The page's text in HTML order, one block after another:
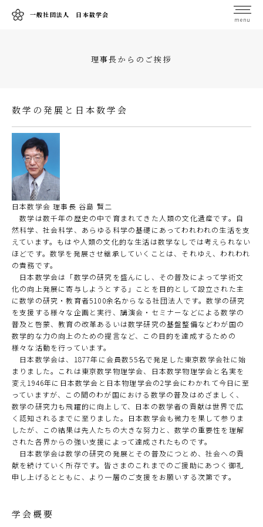
一般社団法人 日本数学会
menu
理事長からのご挨拶
数学の発展と日本数学会
日本数学会 理事長 谷島 賢二
数学は数千年の歴史の中で育まれてきた人類の文化遺産です。自
然科学、社会科学、あらゆる科学の基礎にあってわれわれの生活を支
えています。もはや人類の文化的な生活は数学なしでは考えられない
ほどです。数学を発展させ継承していくことは、それゆえ、われわれ
の責務です。
日本数学会は「数学の研究を盛んにし、その普及によって学術文
化の向上発展に寄与しようとする」ことを目的として設立された主
に数学の研究・教育者5100余名からなる社団法人です。数学の研究
を支援する様々な企画と実行、講演会・セミナーなどによる数学の
普及と啓蒙、教育の改革あるいは数学研究の基盤整備などわが国の
数学的な力の向上のための提言など、この目的を達成するための
様々な活動を行っています。
日本数学会は、1877年に会員数55名で発足した東京数学会社に始
まりました。これは東京数学物理学会、日本数学物理学会と名実を
変え1946年に日本数学会と日本物理学会の2学会にわかれて今日に至
っていますが、この間のわが国における数学の普及はめざましく、
数学の研究力も飛躍的に向上して、日本の数学者の貢献は世界で広
く認知されるまでに至りました。日本数学会も微力を果して参りま
したが、この結果は先人たちの大きな努力と、数学の重要性を理解
された各界からの強い支援によって達成されたものです。
日本数学会は数学の研究の発展とその普及につとめ、社会への貢
献を続けていく所存です。皆さまのこれまでのご援助にあつく御礼
申し上げるとともに、より一層のご支援をお願いする次第です。
学会概要